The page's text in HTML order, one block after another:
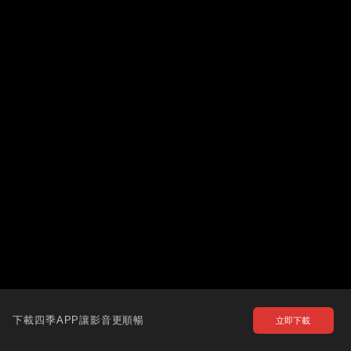
下載四季APP讓影音更順暢 立即下載